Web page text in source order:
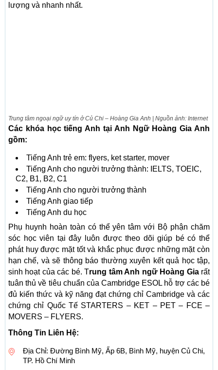
lượng và nhanh nhất.
Trung tâm ngoại ngữ uy tín ở Củ Chi – Hoàng Gia Anh | Nguồn ảnh: Internet
Các khóa học tiếng Anh tại Anh Ngữ Hoàng Gia Anh
gồm:
Tiếng Anh trẻ em: flyers, ket starter, mover
Tiếng Anh cho người trưởng thành: IELTS, TOEIC,
C2, B1, B2, C1
Tiếng Anh cho người trưởng thành
Tiếng Anh giao tiếp
Tiếng Anh du học
Phụ huynh hoàn toàn có thể yên tâm với Bộ phận chăm
sóc học viên tại đây luôn được theo dõi giúp bé có thể
phát huy được mặt tốt và khắc phục được những mặt còn
hạn chế, và sẽ thông báo thường xuyên kết quả học tập,
sinh hoạt của các bé. Trung tâm Anh ngữ Hoàng Gia rất
tuân thủ về tiêu chuẩn của Cambridge ESOL hỗ trợ các bé
đủ kiến thức và kỹ năng đạt chứng chỉ Cambridge và các
chứng chỉ Quốc Tế STARTERS – KET – PET – FCE –
MOVERS – FLYERS.
Thông Tin Liên Hệ:
Địa Chỉ: Đường Bình Mỹ, Ấp 6B, Bình Mỹ, huyện Củ Chi,
TP. Hồ Chí Minh